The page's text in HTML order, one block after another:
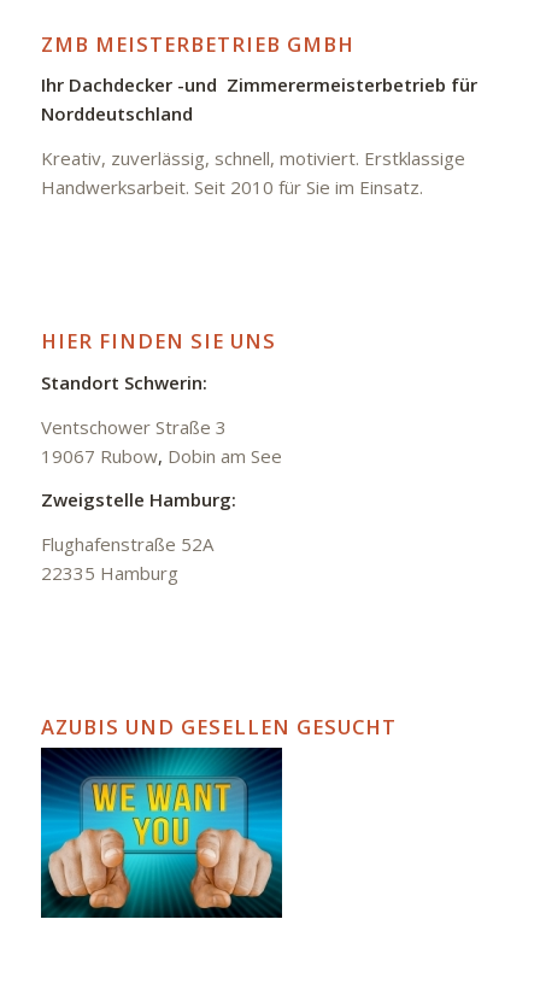
ZMB MEISTERBETRIEB GMBH
Ihr Dachdecker -und Zimmerermeisterbetrieb für
Norddeutschland
Kreativ, zuverlässig, schnell, motiviert. Erstklassige
Handwerksarbeit. Seit 2010 für Sie im Einsatz.
HIER FINDEN SIE UNS
Standort Schwerin:
Ventschower Straße 3
19067 Rubow, Dobin am See
Zweigstelle Hamburg:
Flughafenstraße 52A
22335 Hamburg
AZUBIS UND GESELLEN GESUCHT